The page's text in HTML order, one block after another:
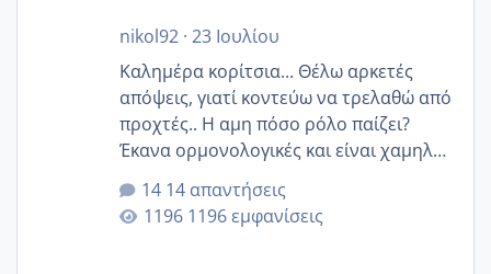
nikol92· 23 Ιουλίου
Καλημέρα κορίτσια... Θέλω αρκετές
απόψεις, γιατί κοντεύω να τρελαθώ από
προχτές.. Η αμη πόσο ρόλο παίζει?
Έκανα ορμονολογικές και είναι χαμηλή
για την ηλικία μου.. Είχα ήδη μια
εγκυμοσύνη, που έπρεπε να τερματιστεί
στην 27η εβδομάδα και προσπαθώ 7
14 απαντήσεις
1196 εμφανίσεις